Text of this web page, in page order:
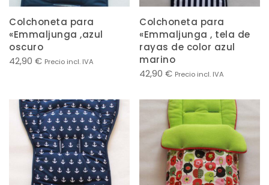
Colchoneta para
«Emmaljunga ,azul
oscuro
42,90 € Precio incl. IVA
Colchoneta para
«Emmaljunga , tela de
rayas de color azul
marino
42,90 € Precio incl. IVA